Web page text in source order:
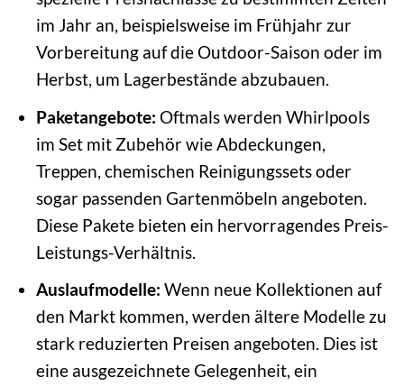
im Jahr an, beispielsweise im Frühjahr zur
Vorbereitung auf die Outdoor-Saison oder im
Herbst, um Lagerbestände abzubauen.
Paketangebote: Oftmals werden Whirlpools
im Set mit Zubehör wie Abdeckungen,
Treppen, chemischen Reinigungssets oder
sogar passenden Gartenmöbeln angeboten.
Diese Pakete bieten ein hervorragendes Preis-
Leistungs-Verhältnis.
Auslaufmodelle: Wenn neue Kollektionen auf
den Markt kommen, werden ältere Modelle zu
stark reduzierten Preisen angeboten. Dies ist
eine ausgezeichnete Gelegenheit, ein